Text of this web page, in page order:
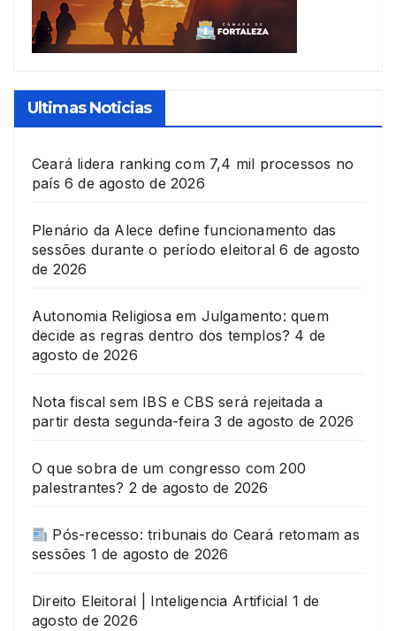
Ultimas Noticias
Ceará lidera ranking com 7,4 mil processos no
país 6 de agosto de 2026
Plenário da Alece define funcionamento das
sessões durante o período eleitoral 6 de agosto
de 2026
Autonomia Religiosa em Julgamento: quem
decide as regras dentro dos templos? 4 de
agosto de 2026
Nota fiscal sem IBS e CBS será rejeitada a
partir desta segunda-feira 3 de agosto de 2026
O que sobra de um congresso com 200
palestrantes? 2 de agosto de 2026
Pós-recesso: tribunais do Ceará retomam as
sessões 1 de agosto de 2026
Direito Eleitoral | Inteligencia Artificial 1 de
agosto de 2026